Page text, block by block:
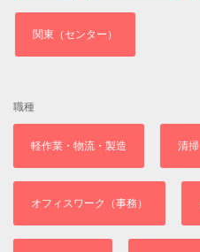
関東（センター）
職種
軽作業・物流・製造 清掃
オフィスワーク（事務）